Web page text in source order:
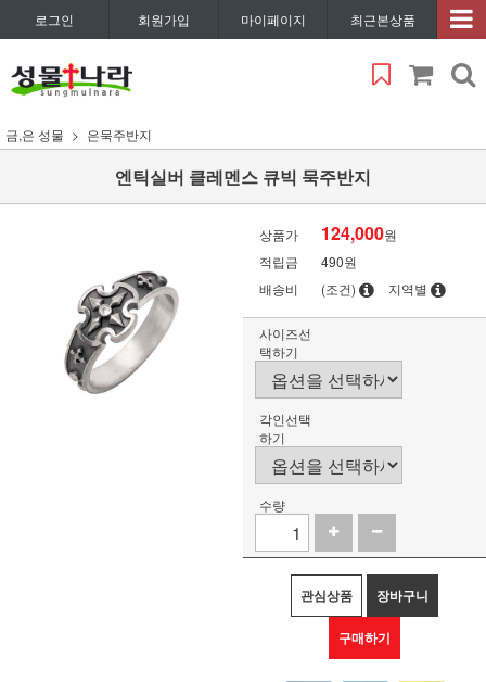
로그인 회원가입 마이페이지 최근본상품
금,은 성물 은묵주반지
엔틱실버 클레멘스 큐빅 묵주반지
상품가 124,000원
적립금
490원
배송비
(조건) 지역별
사이즈선
택하기
각인선택
하기
수량
관심상품 장바구니
구매하기